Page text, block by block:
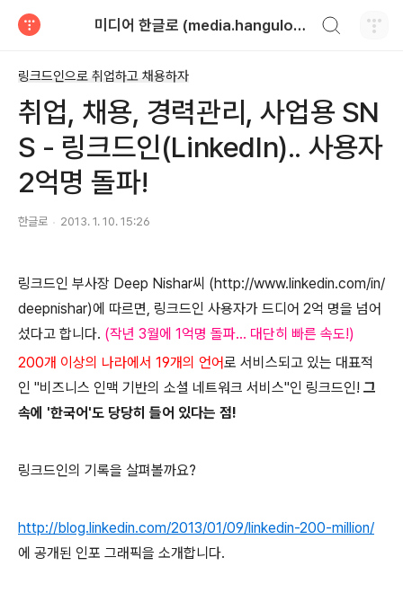
미디어 한글로 (media.hangulo.net)
링크드인으로 취업하고 채용하자
취업, 채용, 경력관리, 사업용 SN
S - 링크드인(LinkedIn).. 사용자
2억명 돌파!
한글로 2013. 1. 10. 15:26
링크드인 부사장 Deep Nishar씨 (http://www.linkedin.com/in/
deepnishar)에 따르면, 링크드인 사용자가 드디어 2억 명을 넘어
섰다고 합니다. (작년 3월에 1억명 돌파... 대단히 빠른 속도!)
200개 이상의 나라에서 19개의 언어로 서비스되고 있는 대표적
인 "비즈니스 인맥 기반의 소셜 네트워크 서비스"인 링크드인! 그
속에 '한국어'도 당당히 들어 있다는 점!
링크드인의 기록을 살펴볼까요?
http://blog.linkedin.com/2013/01/09/linkedin-200-million/
에 공개된 인포 그래픽을 소개합니다.